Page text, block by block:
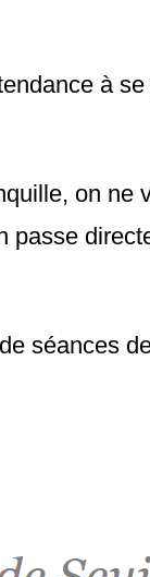
à
on ne
passe
séances